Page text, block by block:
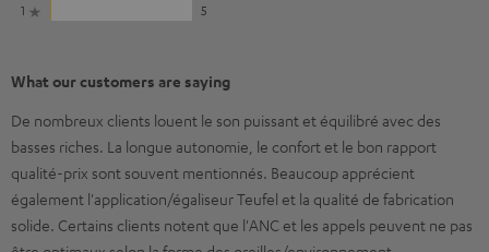
1
5
What our customers are saying
De nombreux clients louent le son puissant et équilibré avec des
basses riches. La longue autonomie, le confort et le bon rapport
qualité-prix sont souvent mentionnés. Beaucoup apprécient
également l'application/égaliseur Teufel et la qualité de fabrication
solide. Certains clients notent que l'ANC et les appels peuvent ne pas